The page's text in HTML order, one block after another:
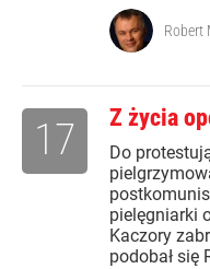
Robert
Z życia
Do
pielęgniarki
Kaczory
podobał się
17